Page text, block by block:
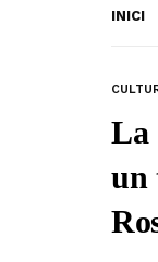
INICI
La
un